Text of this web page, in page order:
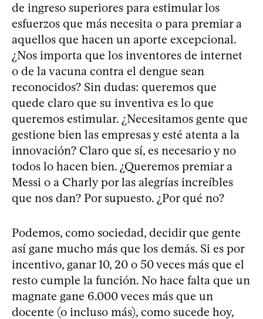
de ingreso superiores para estimular los
esfuerzos que más necesita o para premiar a
aquellos que hacen un aporte excepcional.
¿Nos importa que los inventores de internet
o de la vacuna contra el dengue sean
reconocidos? Sin dudas: queremos que
quede claro que su inventiva es lo que
queremos estimular. ¿Necesitamos gente que
gestione bien las empresas y esté atenta a la
innovación? Claro que sí, es necesario y no
todos lo hacen bien. ¿Queremos premiar a
Messi o a Charly por las alegrías increíbles
que nos dan? Por supuesto. ¿Por qué no?
Podemos, como sociedad, decidir que gente
así gane mucho más que los demás. Si es por
incentivo, ganar 10, 20 o 50 veces más que el
resto cumple la función. No hace falta que un
magnate gane 6.000 veces más que un
docente (o incluso más), como sucede hoy,